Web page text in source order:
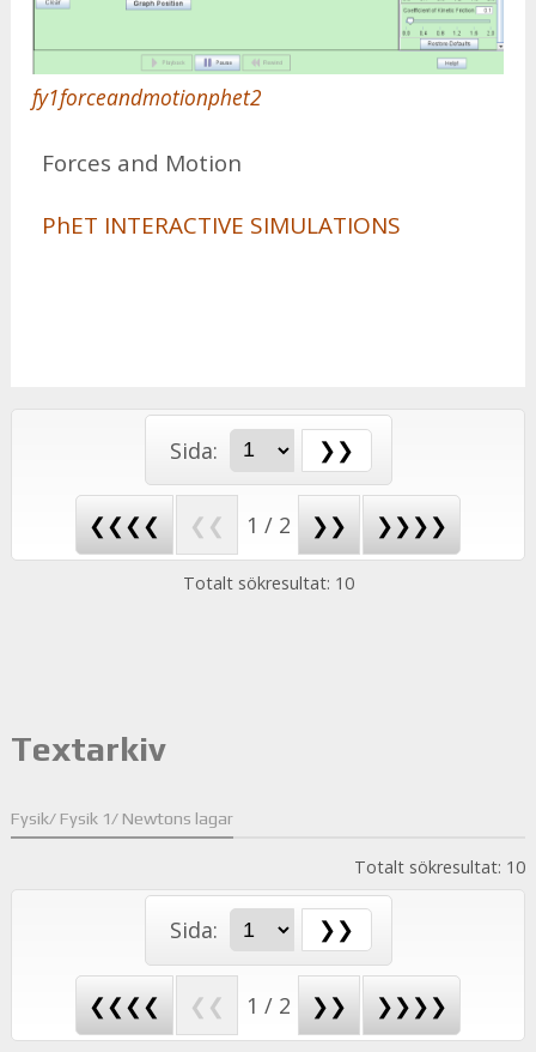
fy1forceandmotionphet2
For­ces and Mo­tion
PhET IN­TE­RACTI­VE SI­MU­LA­TIONS
Sida:
❮❮❮❮ ❮❮ 1 / 2 ❯❯ ❯❯❯❯
Totalt sökresultat: 10
Textarkiv
Fysik/ Fysik 1/ Newtons lagar
Totalt sökresultat: 10
Sida:
❮❮❮❮ ❮❮ 1 / 2 ❯❯ ❯❯❯❯